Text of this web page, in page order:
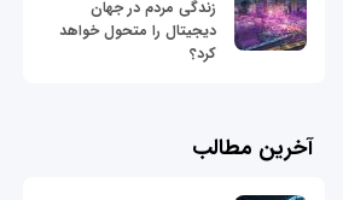
زندگی مردم در جهان
دیجیتال را متحول خواهد
کرد؟
آخرین مطالب